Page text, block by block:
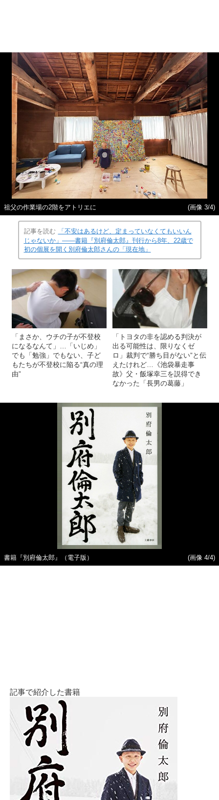
祖父の作業場の2階をアトリエに (画像 3/4)
記事を読む
「不安はあるけど、定まっていなくてもいいん
じゃないか」――書籍『別府倫太郎』刊行から8年、22歳で
初の個展を開く別府倫太郎さんの「現在地」
「まさか、ウチの子が不登校
になるなんて」…「いじめ」
でも「勉強」でもない、子ど
もたちが不登校に陥る“真の理
由”
「トヨタの非を認める判決が
出る可能性は、限りなくゼ
ロ」裁判で“勝ち目がない”と伝
えたけれど…《池袋暴走事
故》父・飯塚幸三を説得でき
なかった「長男の葛藤」
書籍『別府倫太郎』（電子版） (画像 4/4)
記事で紹介した書籍